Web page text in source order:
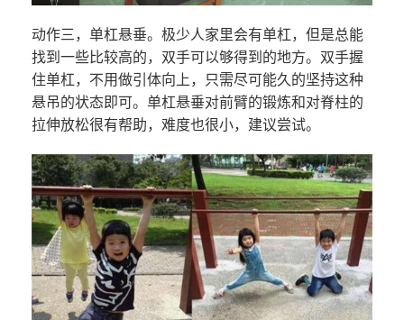
动作三，单杠悬垂。极少人家里会有单杠，但是总能
找到一些比较高的，双手可以够得到的地方。双手握
住单杠，不用做引体向上，只需尽可能久的坚持这种
悬吊的状态即可。单杠悬垂对前臂的锻炼和对脊柱的
拉伸放松很有帮助，难度也很小，建议尝试。